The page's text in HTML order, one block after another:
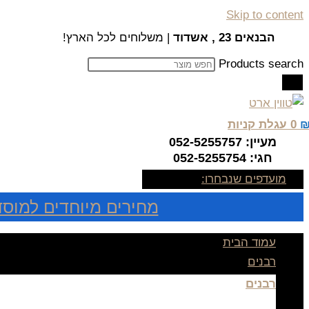
Skip to content
הבנאים 23 , אשדוד
| משלוחים לכל הארץ!
Products search
0 עגלת קניות
מעיין: 052-5255757
חגי: 052-5255754
מועדפים שנבחרו:
מחירים מיוחדים
עמוד הבית
רבנים
רבנים